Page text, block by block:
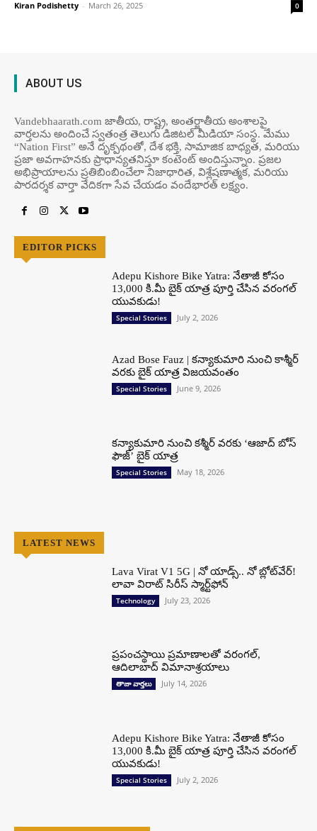
Kiran Podishetty - March 26, 2025 0
ABOUT US
Vandebhaarath.com జాతీయ, రాష్ట్ర, అంతర్జాతీయ అంశాలపై
వార్తలను అందించే స్వతంత్ర తెలుగు డిజిటల్ మీడియా సంస్థ. మేము
“Nation First” అనే దృక్పథంతో, దేశ భక్తి, సామాజిక బాధ్యత, మరియు
ప్రజా అవగాహనకు ప్రాధాన్యతనిస్తూ కంటెంట్ అందిస్తున్నాం. ప్రజల
అభిప్రాయాలను ప్రతిబింబించేలా నిజాధారిత, విశ్లేషణాత్మక, మరియు
పారదర్శక వార్తా వేదికగా సేవ చేయడం వందేభార‌త్ ల‌క్ష్యం.
EDITOR PICKS
Adepu Kishore Bike Yatra: నేతాజీ కోసం
13,000 కి.మీ బైక్ యాత్ర పూర్తి చేసిన వరంగల్
యువకుడు!
Special Stories July 2, 2026
Azad Bose Fauz | కన్యాకుమారి నుంచి కాశ్మీర్
వరకు బైక్ యాత్ర విజయవంతం
Special Stories June 9, 2026
కన్యాకుమారి నుంచి కశ్మీర్ వరకు ‘ఆజాద్ బోస్
ఫౌజ్’ బైక్ యాత్ర
Special Stories May 18, 2026
LATEST NEWS
Lava Virat V1 5G | నో యాడ్స్.. నో బ్లోట్‌వేర్!
లావా విరాట్ సిరీస్ స్మార్ట్‌ఫోన్​
Technology July 23, 2026
ప్రపంచస్థాయి ప్రమాణాలతో వరంగల్,
ఆదిలాబాద్ విమానాశ్రయాలు
తాజా వార్తలు July 14, 2026
Adepu Kishore Bike Yatra: నేతాజీ కోసం
13,000 కి.మీ బైక్ యాత్ర పూర్తి చేసిన వరంగల్
యువకుడు!
Special Stories July 2, 2026